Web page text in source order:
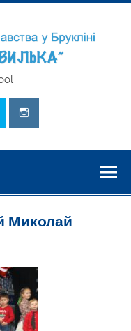
Миколай